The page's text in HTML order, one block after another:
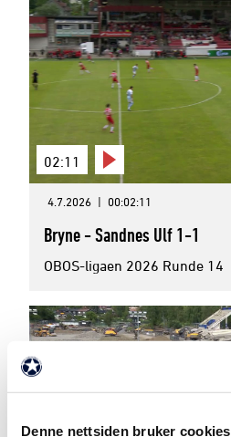
Denne nettsiden bruker cookies
02:11
4.7.2026 | 00:02:11
Bryne - Sandnes Ulf 1-1
OBOS-ligaen 2026 Runde 14